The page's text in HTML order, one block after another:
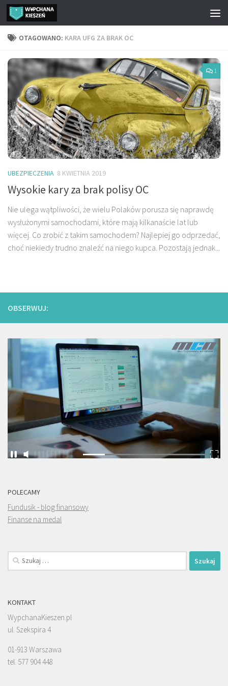
Przejdź do treści
OTAGOWANO: KARA UFG ZA BRAK OC
1
UBEZPIECZENIA 8 KWIETNIA 2019
Wysokie kary za brak polisy OC
Nie ulega wątpliwości, że wielu Polaków porusza się naprawdę
wysłużonymi samochodami, które mają kilkanaście lat lub
więcej. Co zrobić z takim samochodem? Najlepiej go odprzedać,
choć niekiedy trudno znaleźć na niego kupca. Pozostają jednak...
OBSERWUJ:
POLECAMY
Fundusik - blog finansowy
Finanse na medal
Szukaj:
KONTAKT
WypchanaKieszen.pl
ul. Szekspira 4
01-913 Warszawa
tel. 577 904 448